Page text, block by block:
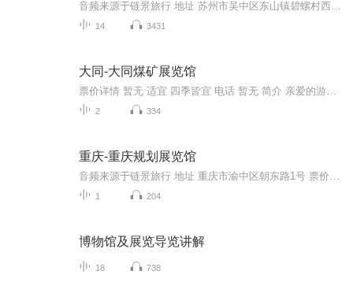
14 3431
大同-大同煤矿展览馆
2 334
重庆-重庆规划展览馆
1 204
博物馆及展览导览讲解
18 738